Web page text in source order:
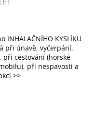
KYSLÍKU
při únavě, vyčerpání,
cestování (horské
při nespavosti a
>>